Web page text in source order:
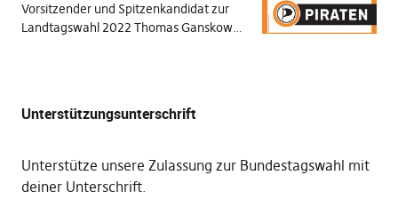
Vorsitzender und Spitzenkandidat zur
Landtagswahl 2022 Thomas Ganskow…
Unterstützungsunterschrift
Unterstütze unsere Zulassung zur Bundestagswahl mit
deiner Unterschrift.